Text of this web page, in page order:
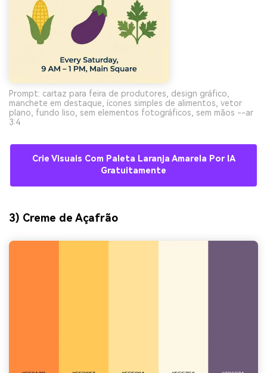
Prompt: cartaz para feira de produtores, design gráfico,
manchete em destaque, ícones simples de alimentos, vetor
plano, fundo liso, sem elementos fotográficos, sem mãos --ar
3:4
Crie Visuais Com Paleta Laranja Amarela Por IA
Gratuitamente
3) Creme de Açafrão